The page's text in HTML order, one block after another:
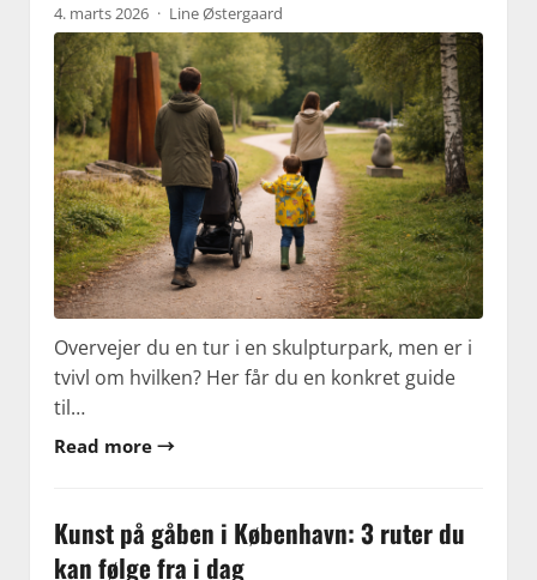
4. marts 2026 · Line Østergaard
Overvejer du en tur i en skulpturpark, men er i
tvivl om hvilken? Her får du en konkret guide
til…
Read more →
Kunst på gåben i København: 3 ruter du
kan følge fra i dag